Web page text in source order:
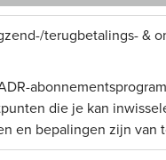
terugbetalings- &
die je kan
en bepalingen zijn van